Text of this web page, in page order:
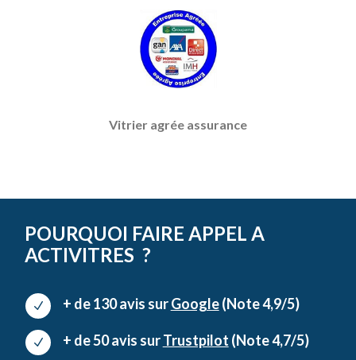
Vitrier agrée assurance
POURQUOI FAIRE APPEL A
ACTIVITRES ?
N + de 130 avis surGoogle(Note 4,9/5)
N + de 50 avis surTrustpilot (Note 4,7/5)